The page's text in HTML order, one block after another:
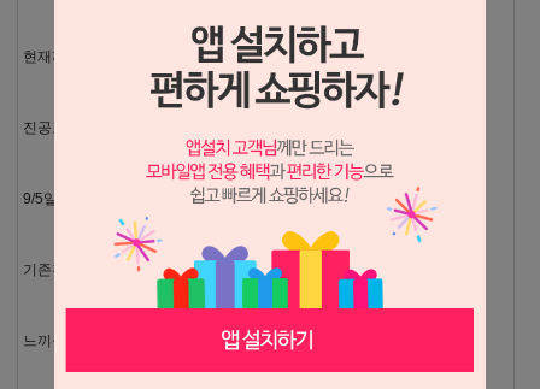
현재까지의 포장방법중에 세균의 증식을 막는 방법으로는
진공포장이 최상의 방법이었습니다.
9/5일부터 새로 도입하는 M.A.P산소진공포장기는
기존진공포장에 비해 신선도가 오래 유지되며 한우의 참맛을
느끼실수 있습니다.